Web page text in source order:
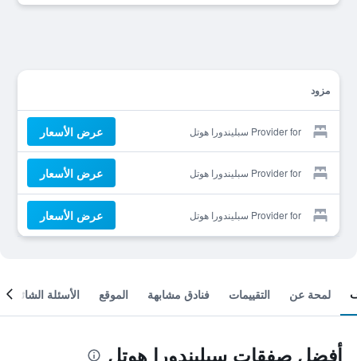
مزود
Provider for سبليندورا هوتل عرض الأسعار
Provider for سبليندورا هوتل عرض الأسعار
Provider for سبليندورا هوتل عرض الأسعار
لمحة عن التقييمات فنادق مشابهة الموقع الأسئلة الشائعة
أفضل صفقات سبليندورا هوتل